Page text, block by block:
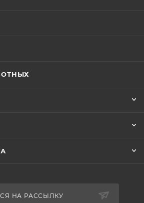
НА РАССЫЛКУ